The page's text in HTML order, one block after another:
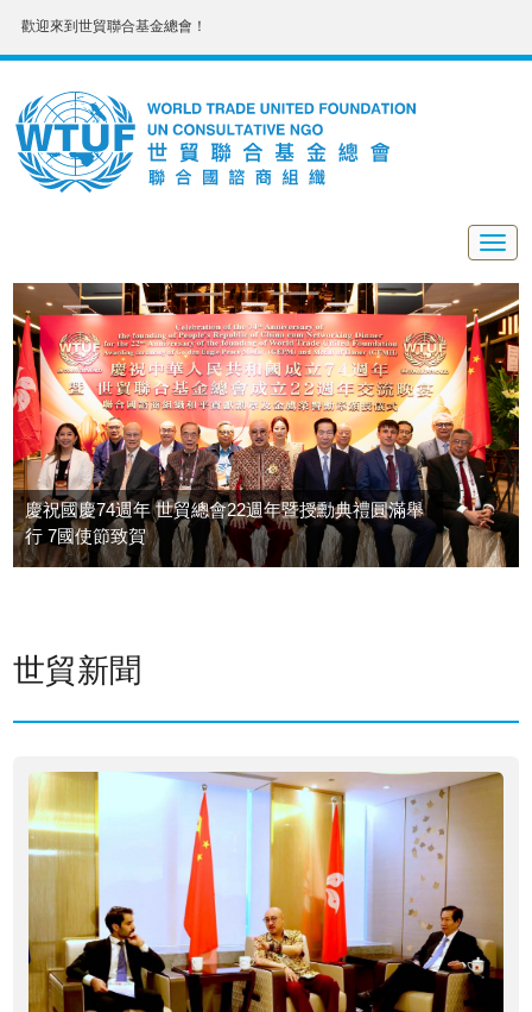
歡迎來到世貿聯合基金總會！
慶祝國慶74週年 世貿總會22週年暨授勳典禮圓滿舉
行 7國使節致賀
世貿新聞